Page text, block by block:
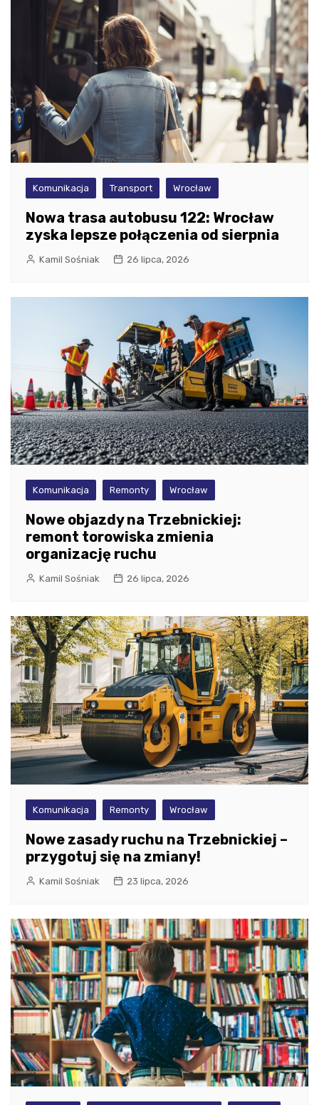
Komunikacja Transport Wrocław
Nowa trasa autobusu 122: Wrocław
zyska lepsze połączenia od sierpnia
Kamil Sośniak 26 lipca, 2026
Komunikacja Remonty Wrocław
Nowe objazdy na Trzebnickiej:
remont torowiska zmienia
organizację ruchu
Kamil Sośniak 26 lipca, 2026
Komunikacja Remonty Wrocław
Nowe zasady ruchu na Trzebnickiej –
przygotuj się na zmiany!
Kamil Sośniak 23 lipca, 2026